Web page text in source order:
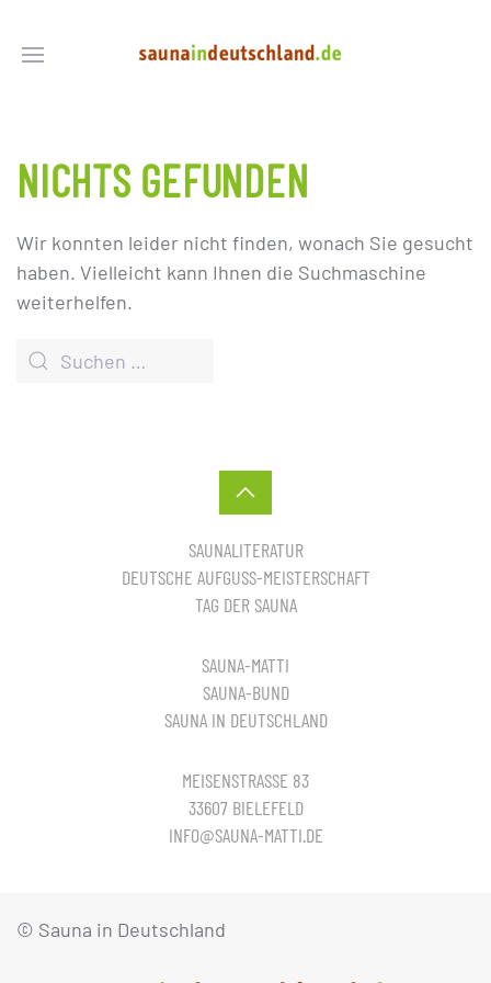
NICHTS GEFUNDEN
Wir konnten leider nicht finden, wonach Sie gesucht
haben. Vielleicht kann Ihnen die Suchmaschine
weiterhelfen.
SAUNALITERATUR
DEUTSCHE AUFGUSS-MEISTERSCHAFT
TAG DER SAUNA
SAUNA-MATTI
SAUNA-BUND
SAUNA IN DEUTSCHLAND
MEISENSTRASSE 83
33607 BIELEFELD
INFO@SAUNA-MATTI.DE
© Sauna in Deutschland